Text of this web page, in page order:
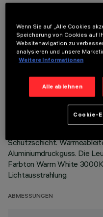
TECHNISCHE
LETZTES UPDATE: 05.08.2026
Festinstallierte
Lichtquellen mit CoB-
aufgesetzten Installation.
Schutzschicht.
Aluminiumdruckguss. Die
Farbton Warm White
Lichtausstrahlung.
ABMESSUNGEN
Wenn Sie auf „Alle Cookies
Speicherung von Cookies auf
Websitenavigation zu
analysieren und unsere
Weitere Informationen
Alle ablehnen
Cookie-